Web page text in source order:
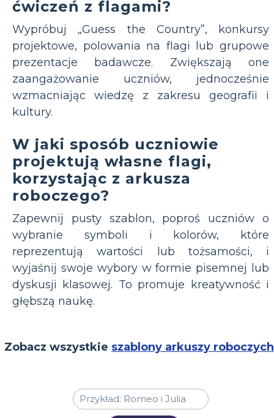
ćwiczeń z flagami?
Wypróbuj „Guess the Country”, konkursy
projektowe, polowania na flagi lub grupowe
prezentacje badawcze. Zwiększają one
zaangażowanie uczniów, jednocześnie
wzmacniając wiedzę z zakresu geografii i
kultury.
W jaki sposób uczniowie
projektują własne flagi,
korzystając z arkusza
roboczego?
Zapewnij pusty szablon, poproś uczniów o
wybranie symboli i kolorów, które
reprezentują wartości lub tożsamości, i
wyjaśnij swoje wybory w formie pisemnej lub
dyskusji klasowej. To promuje kreatywność i
głębszą naukę.
Zobacz wszystkie szablony arkuszy roboczych